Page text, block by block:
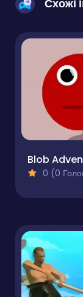
Схожі
Blob
0 (0